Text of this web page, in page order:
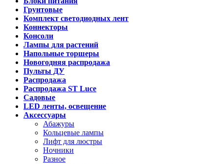
Грунтовые
Комплект светодиодных лент
Коннекторы
Консоли
Лампы для растений
Напольные торшеры
Новогодняя распродажа
Пульты ДУ
Распродажа
Распродажа ST Luce
Садовые
LED ленты, освещение
Аксессуары
Абажуры
Кольцевые лампы
Лифт для люстры
Ночники
Разное